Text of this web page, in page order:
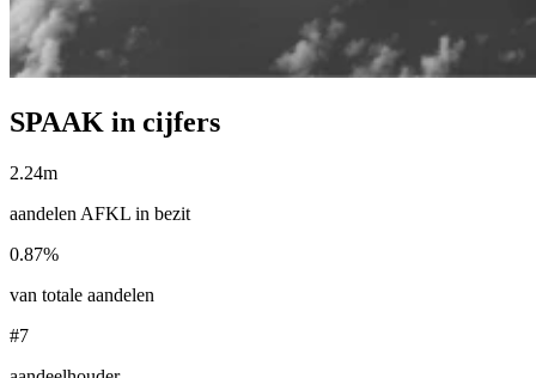
SPAAK in cijfers
2.24m
aandelen AFKL in bezit
0.87%
van totale aandelen
#7